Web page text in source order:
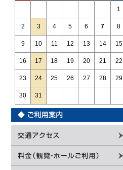
1
2 3 4 5 6 7 8
9 10 11 12 13 14 15
16 17 18 19 20 21 22
23 24 25 26 27 28 29
30 31